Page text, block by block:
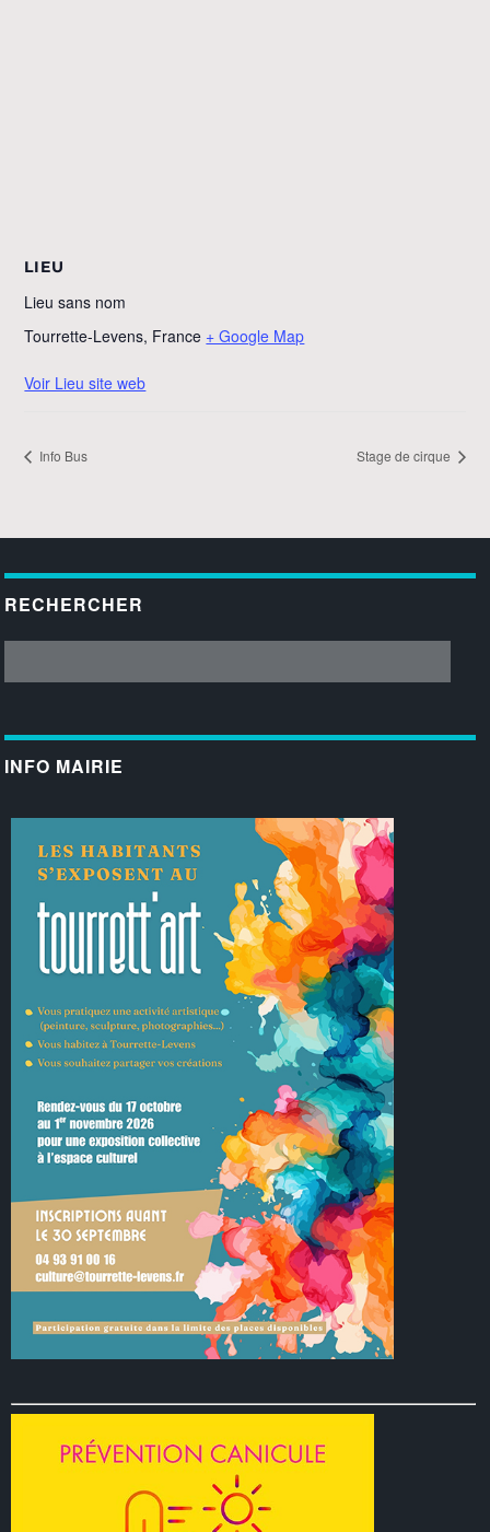
LIEU
Lieu sans nom
Tourrette-Levens, France + Google Map
Voir Lieu site web
Info Bus Stage de cirque
RECHERCHER
INFO MAIRIE